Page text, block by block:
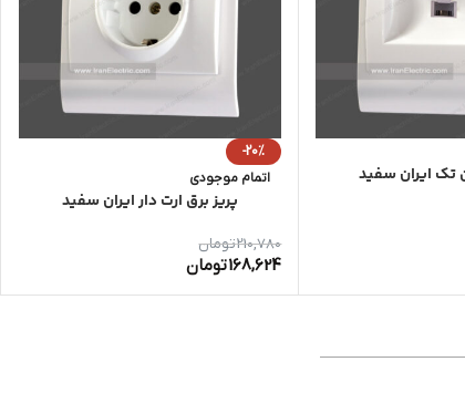
ایران سفید
-20%
اتمام موجودی
پریز برق ارت دار ایران سفید
210,780تومان
168,624تومان